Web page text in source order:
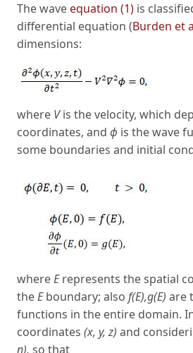
The waveequation (1) is
differential equation (Burden et
dimensions:
where Vis the velocity, which
coordinates, and ϕ is the wave
some boundaries and initial
whereErepresents the spatial
theEboundary; also f(E),g(E) are
functions in the entire domain.
coordinates (x, y, z) and
n), so that